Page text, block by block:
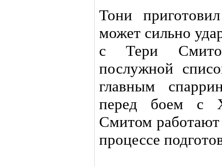
Тони
может сильно
с Тери
послужной
главным
перед боем с
Смитом
процессе